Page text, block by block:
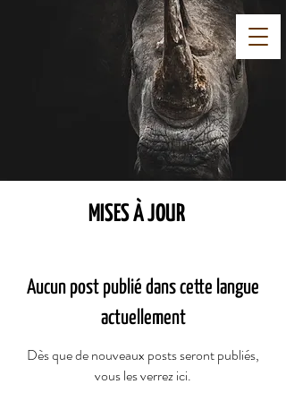
MISES À JOUR
Aucun post publié dans cette langue
actuellement
Dès que de nouveaux posts seront publiés,
vous les verrez ici.